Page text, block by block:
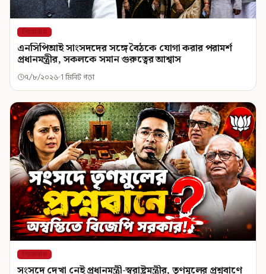
শিরোনাম
এনসিপিআই সাংসদদের সঙ্গে বৈঠকে যোগা করার পরামর্শ
প্রধানমন্ত্রীর, সকলকে সমান গুরুত্বের আশ্বাস
৭/৮/২০২৬ 1 মিনিট পড়া
শিরোনাম
সংসদে দেখা নেই প্রধানমন্ত্রী-স্বরাষ্ট্রমন্ত্রীর, তৃণমূলের প্রশ্নবাণে